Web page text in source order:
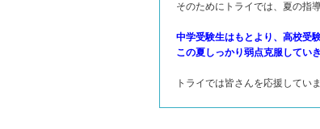
そのためにトライでは、夏の指
中学受験生はもとより、高校受
この夏しっかり弱点克服してい
トライでは皆さんを応援していま